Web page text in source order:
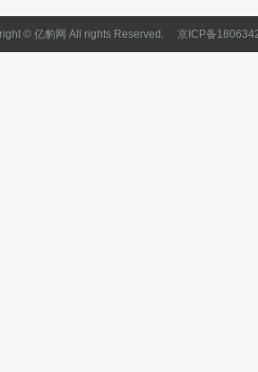
© 亿豹网 All rights Reserved. 京ICP备